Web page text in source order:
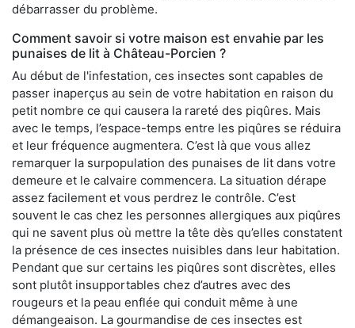
débarrasser du problème.
Comment savoir si votre maison est envahie par les
punaises de lit à Château-Porcien ?
Au début de l'infestation, ces insectes sont capables de
passer inaperçus au sein de votre habitation en raison du
petit nombre ce qui causera la rareté des piqûres. Mais
avec le temps, l’espace-temps entre les piqûres se réduira
et leur fréquence augmentera. C’est là que vous allez
remarquer la surpopulation des punaises de lit dans votre
demeure et le calvaire commencera. La situation dérape
assez facilement et vous perdrez le contrôle. C’est
souvent le cas chez les personnes allergiques aux piqûres
qui ne savent plus où mettre la tête dès qu’elles constatent
la présence de ces insectes nuisibles dans leur habitation.
Pendant que sur certains les piqûres sont discrètes, elles
sont plutôt insupportables chez d’autres avec des
rougeurs et la peau enflée qui conduit même à une
démangeaison. La gourmandise de ces insectes est